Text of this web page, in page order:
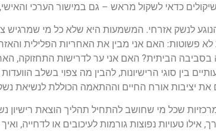
כדאי לשקול מראש – גם במישור הערכי
לנשק אזרחי. המשמעות היא שלא כל מי שמרגיש
לא פשוטות: האם אני מבין את האחריות הפלילית
הביתית? האם אני ער לדרישות התחזוקה,
בין סוגי הרישיונות, להבין מה צפוי בשלב הוועדות
את יציבות אורח החיים וההתאמה הכוללת לנשיאת
שכל מי שחושב להתחיל תהליך הוצאת רישיון
אילו טעויות נפוצות גורמות לעיכובים או לדחייה,